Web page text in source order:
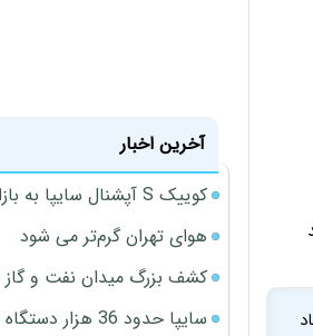
آخرین اخبار
کوییک S آپشنال سایپا به بازار می‌آید
هوای تهران گرم‌تر می شود
کشف بزرگ میدان نفت و گاز
سایپا حدود 36 هزار دستگاه از تعهدات خود را کاهش داد